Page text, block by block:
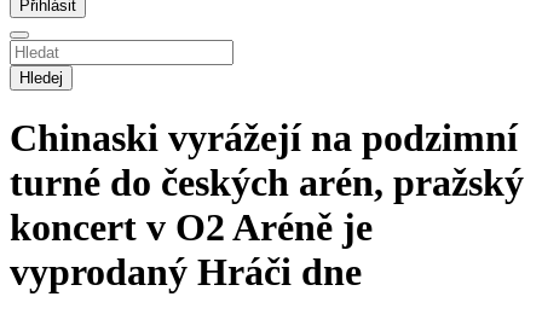
Hledej
Chinaski vyrážejí na podzimní
turné do českých arén, pražský
koncert v O2 Aréně je
vyprodaný Hráči dne